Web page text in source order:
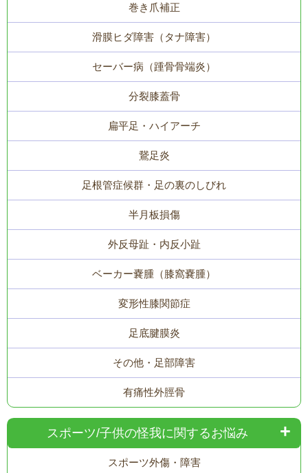
巻き爪補正
滑膜ヒダ障害（タナ障害）
セーバー病（踵骨骨端炎）
分裂膝蓋骨
扁平足・ハイアーチ
鵞足炎
足根管症候群・足の裏のしびれ
半月板損傷
外反母趾・内反小趾
ベーカー嚢腫（膝窩嚢腫）
変形性膝関節症
足底腱膜炎
その他・足部障害
有痛性外脛骨
スポーツ/子供の怪我に関するお悩み
スポーツ外傷・障害